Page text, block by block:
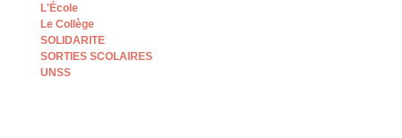
L'École
Le Collège
SOLIDARITE
SORTIES SCOLAIRES
UNSS